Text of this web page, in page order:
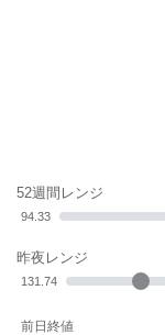
52週間レンジ
94.33
昨夜レンジ
131.74
前日終値